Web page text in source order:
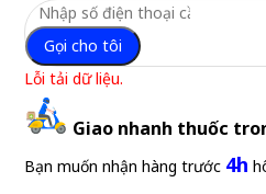
Gọi cho tôi
Lỗi tải dữ liệu.
Giao nhanh thuốc
Bạn muốn nhận hàng trước 4h